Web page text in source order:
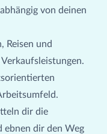
von deinen
Reisen und
dir die
ebnen dir den Weg